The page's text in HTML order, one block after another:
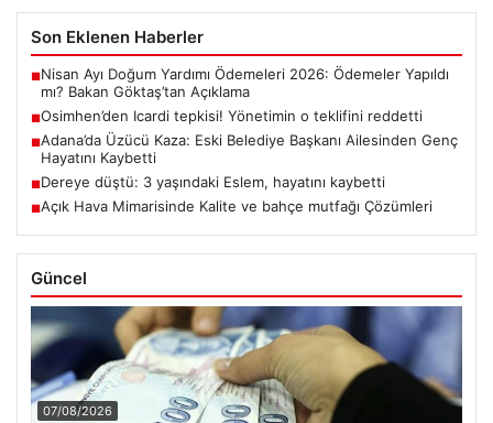
Son Eklenen Haberler
■Nisan Ayı Doğum Yardımı Ödemeleri 2026: Ödemeler Yapıldı
mı? Bakan Göktaş’tan Açıklama
■Osimhen’den Icardi tepkisi! Yönetimin o teklifini reddetti
■Adana’da Üzücü Kaza: Eski Belediye Başkanı Ailesinden Genç
Hayatını Kaybetti
■Dereye düştü: 3 yaşındaki Eslem, hayatını kaybetti
■Açık Hava Mimarisinde Kalite ve bahçe mutfağı Çözümleri
Güncel
07/08/2026